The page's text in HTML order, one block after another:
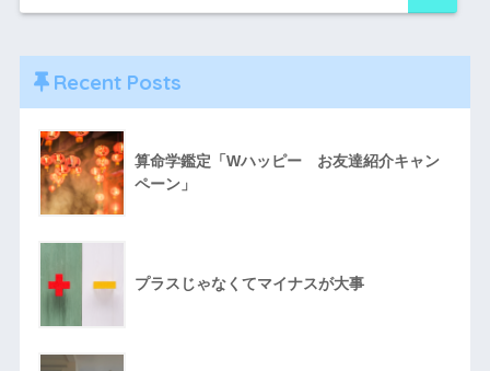
Recent Posts
算命学鑑定「Wハッピー お友達紹介キャン
ペーン」
プラスじゃなくてマイナスが大事